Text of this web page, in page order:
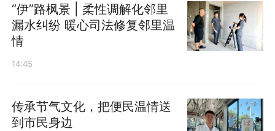
“伊”路枫景 | 柔性调解化邻里
漏水纠纷 暖心司法修复邻里温
情
14:45
传承节气文化，把便民温情送
到市民身边